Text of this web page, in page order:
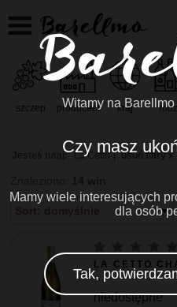
kraj
producent
szczep
Jesteś tutaj: La Cetto usuń filtry x
LA CETTO
niedostępne
Witamy na
Czy masz
Mamy wiele interesujących
dla osób
Tak,